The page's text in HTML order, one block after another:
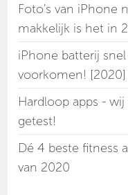
Foto's van iPhone
makkelijk is het in
iPhone batterij
voorkomen! [2020]
Hardloop apps -
getest!
Dé 4 beste fitness
van 2020